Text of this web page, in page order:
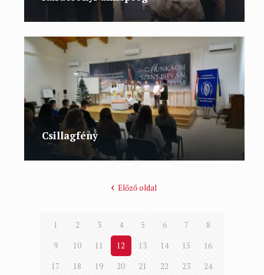
Csillagfény
Előző oldal
1 2 3 4 5 6 7
8
9
10 11 12 13 14 15
16
17
18 19 20 21 22 23
24